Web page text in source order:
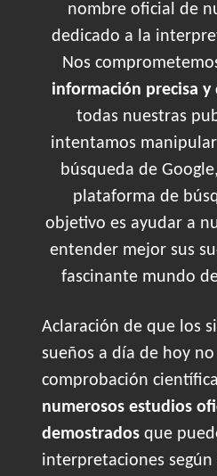
nombre oficial de
dedicado a la
Nos
información precisa y
todas nuestras
intentamos
búsqueda de
plataforma de
objetivo es ayudar a
entender mejor sus
fascinante mundo
Aclaración de que los
sueños a día de hoy no
comprobación
numerosos estudios
demostrados que
interpretaciones